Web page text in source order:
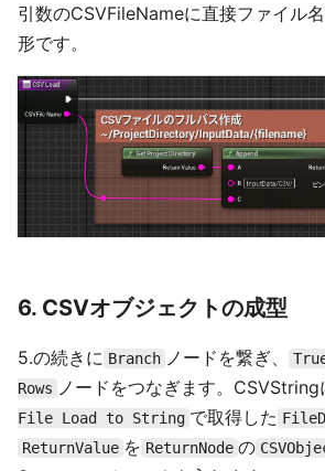
引数のCSVFileNameに直接ファイル
形です。
6. CSVオブジェクトの成型
5.の続きに Branch ノードを繋ぎ、
Rows ノードをつなぎます。
File Load to String で取得した
ReturnValue を ReturnNode の